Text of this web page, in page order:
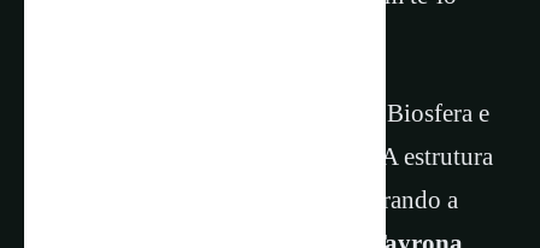
Em 1986, foi declarado Reserva da Biosfera e
Patrimônio Mundial da UNESCO. A estrutura
permaneceu quase intacta, demonstrando a